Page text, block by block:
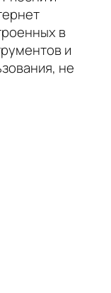
в
и
не